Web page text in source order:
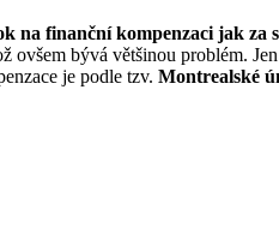
na finanční kompenzaci jak za
bývá většinou problém.
je podle tzv. Montrealské